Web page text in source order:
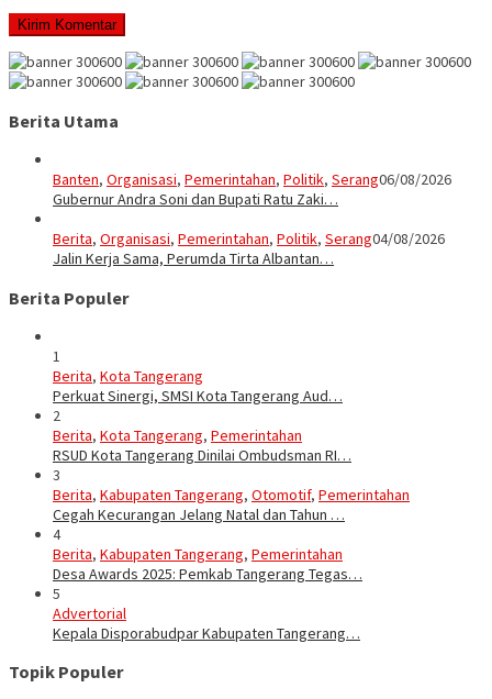
Berita Utama
Banten, Organisasi, Pemerintahan, Politik, Serang06/08/2026
Gubernur Andra Soni dan Bupati Ratu Zaki…
Berita, Organisasi, Pemerintahan, Politik, Serang04/08/2026
Jalin Kerja Sama, Perumda Tirta Albantan…
Berita Populer
1
Berita, Kota Tangerang
Perkuat Sinergi, SMSI Kota Tangerang Aud…
2
Berita, Kota Tangerang, Pemerintahan
RSUD Kota Tangerang Dinilai Ombudsman RI…
3
Berita, Kabupaten Tangerang, Otomotif, Pemerintahan
Cegah Kecurangan Jelang Natal dan Tahun …
4
Berita, Kabupaten Tangerang, Pemerintahan
Desa Awards 2025: Pemkab Tangerang Tegas…
5
Advertorial
Kepala Disporabudpar Kabupaten Tangerang…
Topik Populer